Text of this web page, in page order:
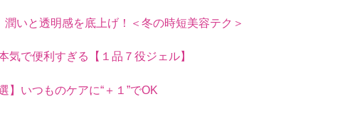
潤いと透明感を底上げ！＜冬の時短美容テク＞
気で便利すぎる【１品７役ジェル】
】いつものケアに“＋１”でOK